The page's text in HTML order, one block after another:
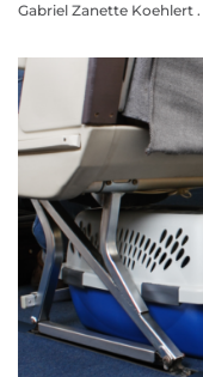
Gabriel Zanette Koehlert